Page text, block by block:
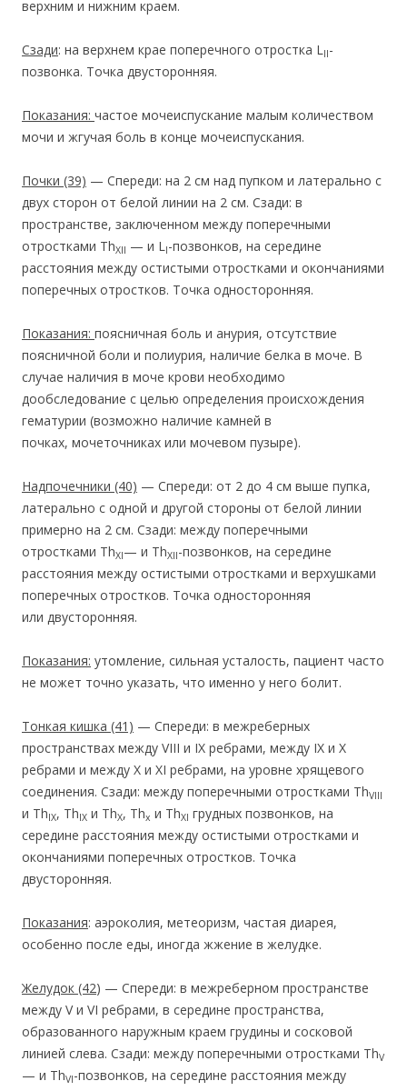
верхним и нижним краем.
Сзади: на верхнем крае поперечного отростка LII-
позвонка. Точка двусторонняя.
Показания: частое мочеиспускание малым количеством
мочи и жгучая боль в конце мочеиспускания.
Почки (39) — Спереди: на 2 см над пупком и латерально с
двух сторон от белой линии на 2 см. Сзади: в
пространстве, заключенном между поперечными
отростками ТhXII — и LI-позвонков, на середине
расстояния между остистыми отростками и окончаниями
поперечных отростков. Точка односторонняя.
Показания: поясничная боль и анурия, отсутствие
поясничной боли и полиурия, наличие белка в моче. В
случае наличия в моче крови необходимо
дообследование с целью определения происхождения
гематурии (возможно наличие камней в
почках, мочеточниках или мочевом пузыре).
Надпочечники (40) — Спереди: от 2 до 4 см выше пупка,
латерально с одной и другой стороны от белой линии
примерно на 2 см. Сзади: между поперечными
отростками ThXI— и ThXII-позвонков, на середине
расстояния между остистыми отростками и верхушками
поперечных отростков. Точка односторонняя
или двусторонняя.
Показания: утомление, сильная усталость, пациент часто
не может точно указать, что именно у него болит.
Тонкая кишка (41) — Спереди: в межреберных
пространствах между VIII и IX ребрами, между IX и X
ребрами и между X и XI ребрами, на уровне хрящевого
соединения. Сзади: между поперечными отростками ThVIII
и ThIX, ThIX и ThX, Thx и ThXI грудных позвонков, на
середине расстояния между остистыми отростками и
окончаниями поперечных отростков. Точка
двусторонняя.
Показания: аэроколия, метеоризм, частая диарея,
особенно после еды, иногда жжение в желудке.
Желудок (42) — Спереди: в межреберном пространстве
между V и VI ребрами, в середине пространства,
образованного наружным краем грудины и сосковой
линией слева. Сзади: между поперечными отростками ThV
— и ThVI-позвонков, на середине расстояния между